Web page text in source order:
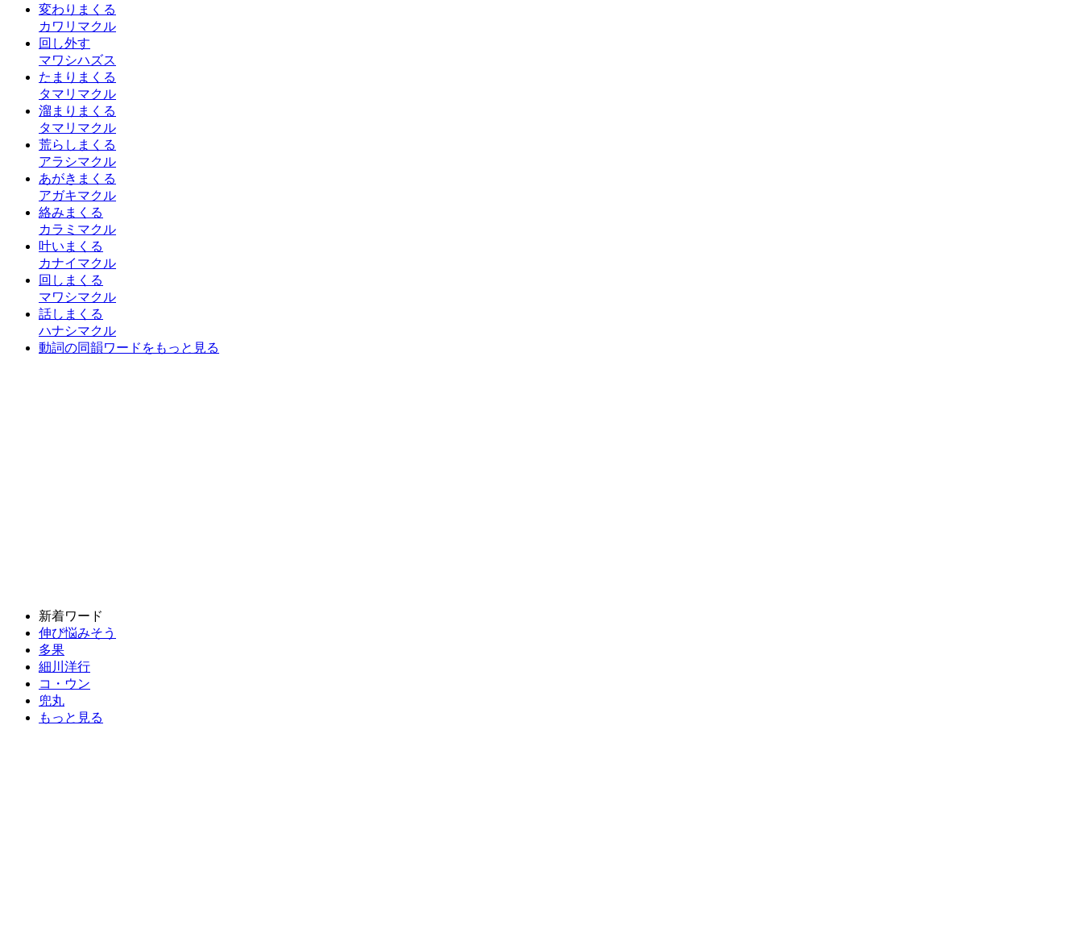
変わりまくる
カワリマクル
回し外す
マワシハズス
たまりまくる
タマリマクル
溜まりまくる
タマリマクル
荒らしまくる
アラシマクル
あがきまくる
アガキマクル
絡みまくる
カラミマクル
叶いまくる
カナイマクル
回しまくる
マワシマクル
話しまくる
ハナシマクル
動詞の同韻ワードをもっと見る
新着ワード
伸び悩みそう
多果
細川洋行
コ・ウン
兜丸
もっと見る